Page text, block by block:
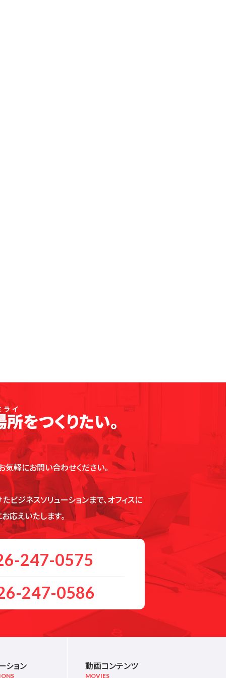
所をつくりたい。
軽にお問い合わせください。
ジネスソリューションまで、オフィスに
応えいたします。
247-0575
247-0586
ション 動画コンテンツ
MOVIES